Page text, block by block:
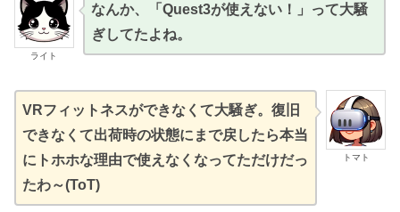
ライト
なんか、「Quest3が使えない！」って大騒
ぎしてたよね。
トマト
VRフィットネスができなくて大騒ぎ。復旧
できなくて出荷時の状態にまで戻したら本当
にトホホな理由で使えなくなってただけだっ
たわ～(ToT)